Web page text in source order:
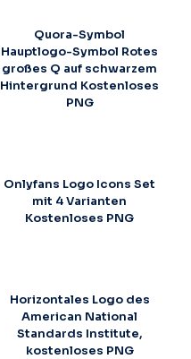
Quora-Symbol
Hauptlogo-Symbol Rotes
großes Q auf schwarzem
Hintergrund Kostenloses
PNG
Onlyfans Logo Icons Set
mit 4 Varianten
Kostenloses PNG
Horizontales Logo des
American National
Standards Institute,
kostenloses PNG